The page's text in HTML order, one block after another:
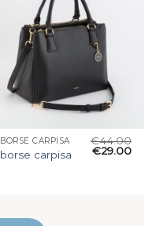
BORSE CARPISA
borse carpisa
€44.00
€29.00